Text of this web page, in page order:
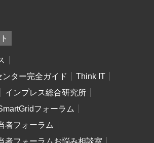
ター完全ガイド
Think IT
インプレス総合研究所
フォーラム
者フォーラム
者フォーラムお悩み相談室